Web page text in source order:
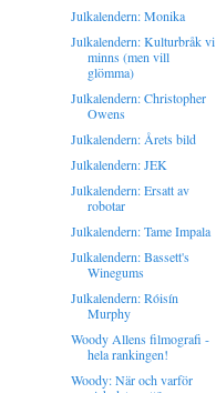
Julkalendern: Monika
Julkalendern: Kulturbråk vi
minns (men vill
glömma)
Julkalendern: Christopher
Owens
Julkalendern: Årets bild
Julkalendern: JEK
Julkalendern: Ersatt av
robotar
Julkalendern: Tame Impala
Julkalendern: Bassett's
Winegums
Julkalendern: Róisín
Murphy
Woody Allens filmografi -
hela rankingen!
Woody: När och varför